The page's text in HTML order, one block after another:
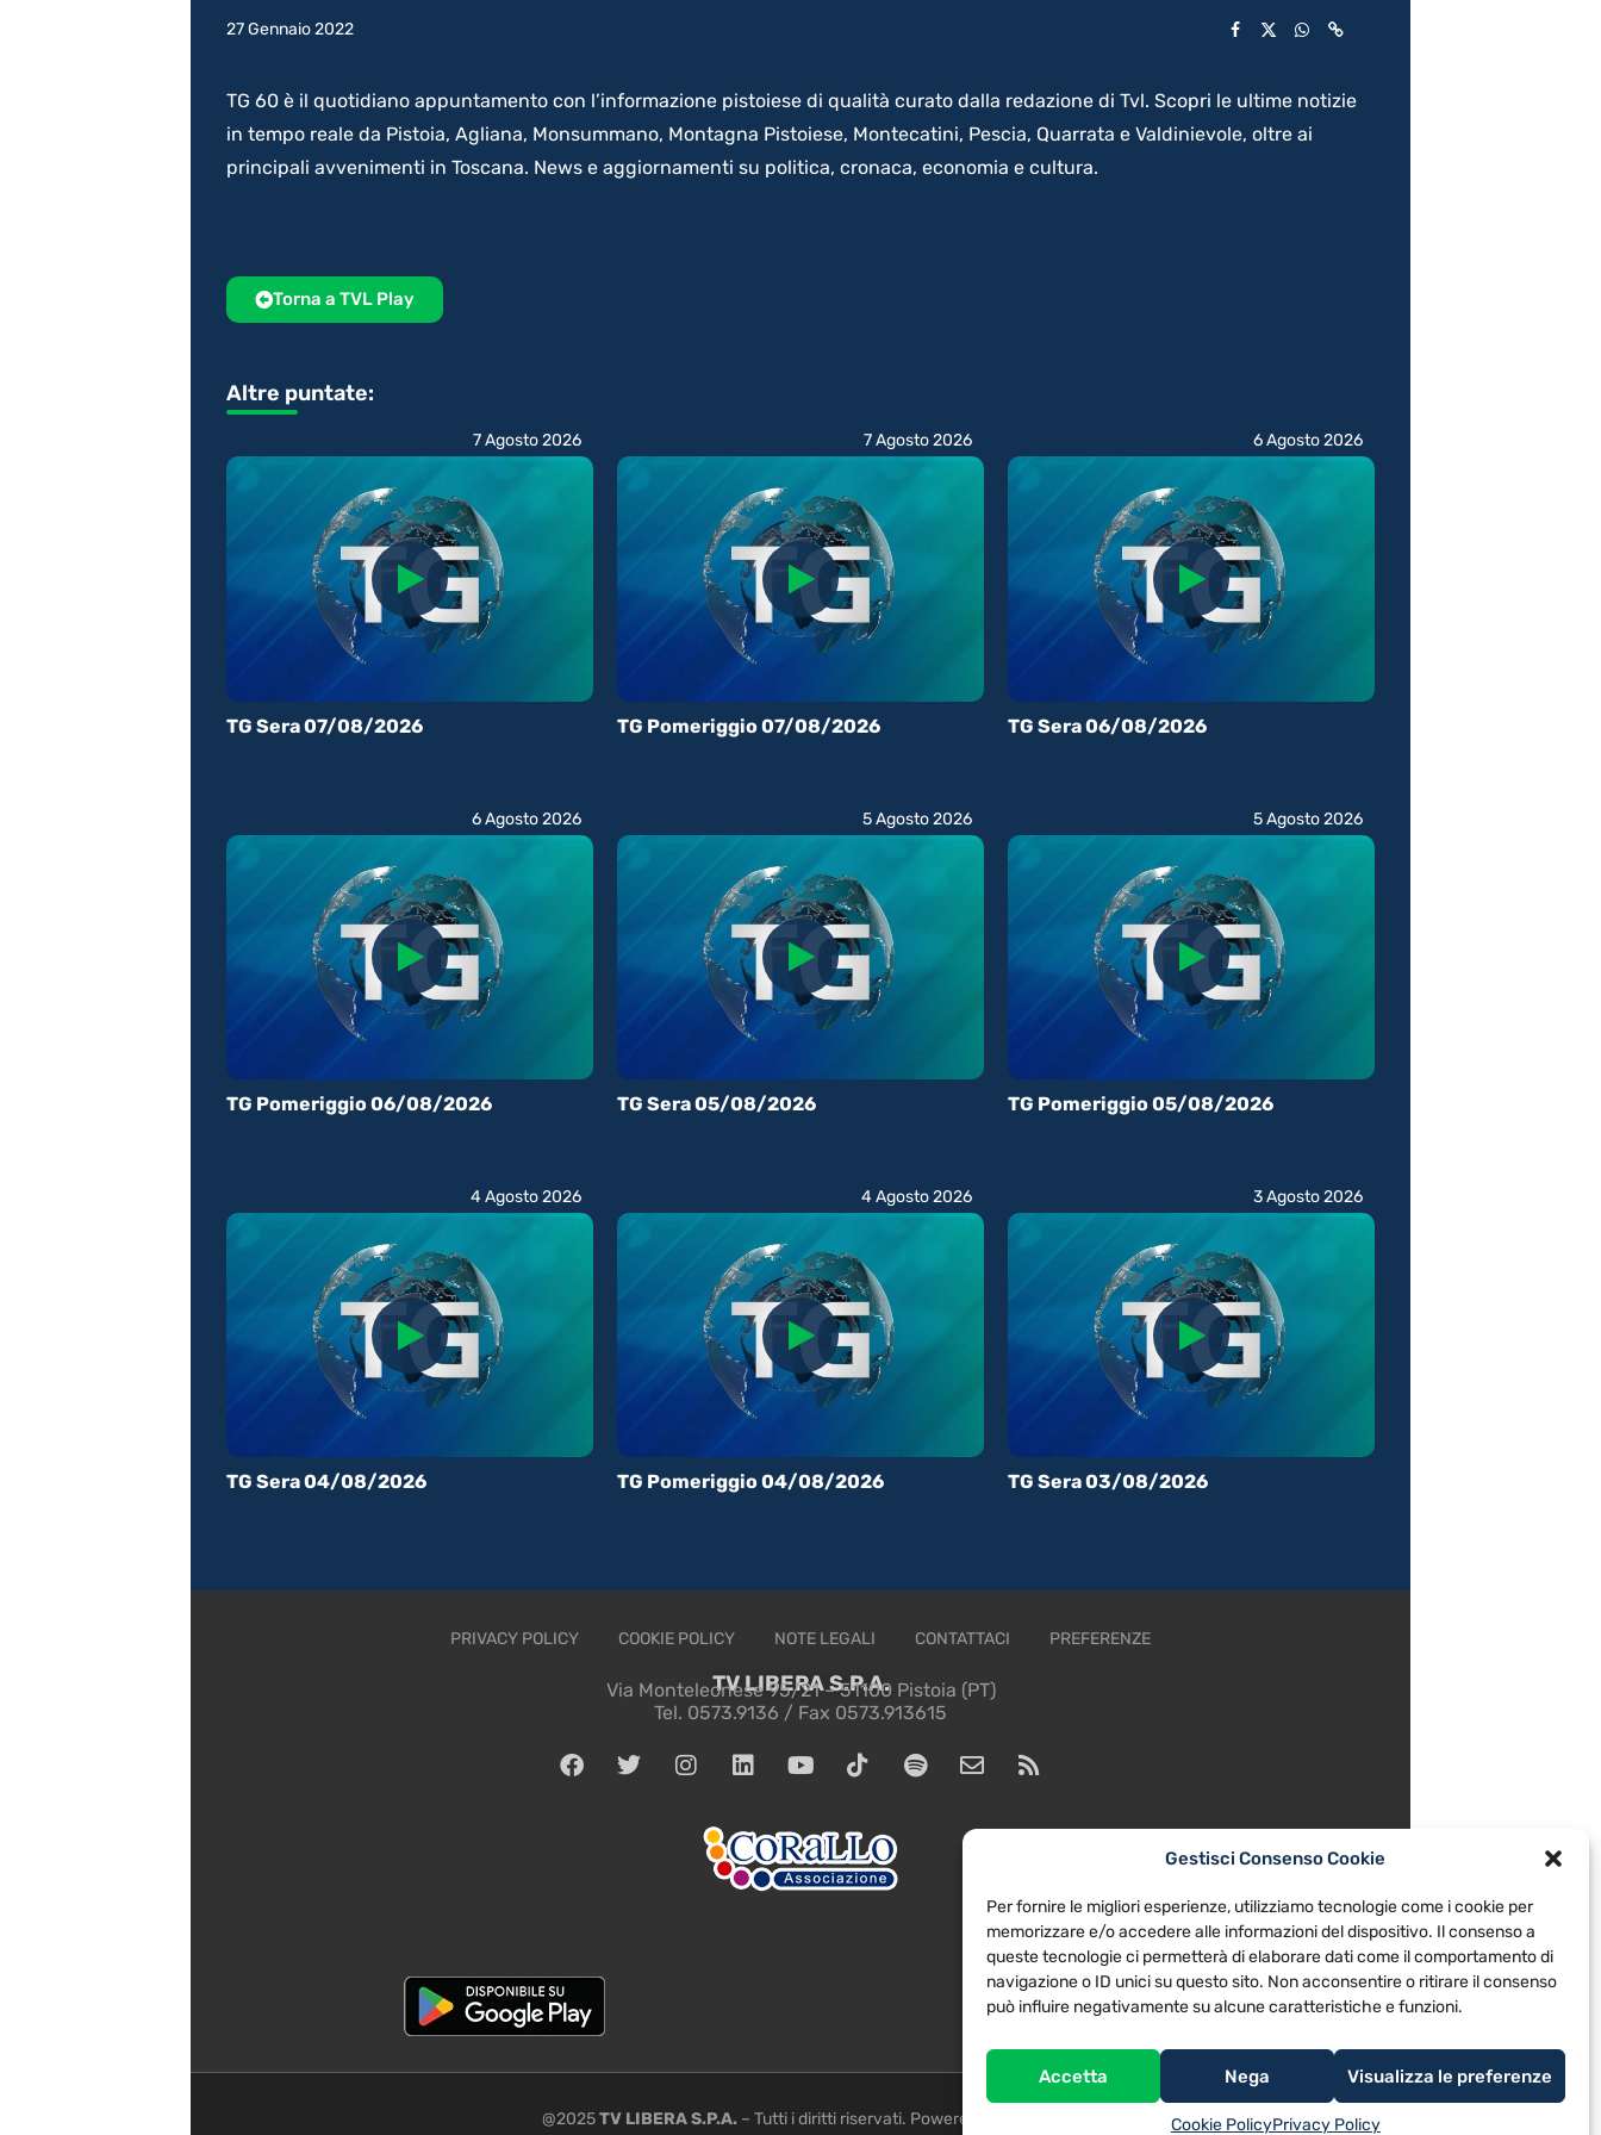
Gestisci Consenso Cookie
Per fornire le migliori esperienze, utilizziamo tecnologie come i cookie per
memorizzare e/o accedere alle informazioni del dispositivo. Il consenso a
queste tecnologie ci permetterà di elaborare dati come il comportamento di
navigazione o ID unici su questo sito. Non acconsentire o ritirare il consenso
può influire negativamente su alcune caratteristiche e funzioni.
Accetta Nega Visualizza le preferenze
Cookie PolicyPrivacy Policy
27 Gennaio 2022
TG 60 è il quotidiano appuntamento con l’informazione pistoiese di qualità curato dalla redazione di Tvl. Scopri le ultime notizie
in tempo reale da Pistoia, Agliana, Monsummano, Montagna Pistoiese, Montecatini, Pescia, Quarrata e Valdinievole, oltre ai
principali avvenimenti in Toscana. News e aggiornamenti su politica, cronaca, economia e cultura.
Torna a TVL Play
Altre puntate:
TG Sera 07/08/2026
7 Agosto 2026
TG Pomeriggio 07/08/2026
7 Agosto 2026
TG Sera 06/08/2026
6 Agosto 2026
TG Pomeriggio 06/08/2026
6 Agosto 2026
TG Sera 05/08/2026
5 Agosto 2026
TG Pomeriggio 05/08/2026
5 Agosto 2026
TG Sera 04/08/2026
4 Agosto 2026
TG Pomeriggio 04/08/2026
4 Agosto 2026
TG Sera 03/08/2026
3 Agosto 2026
PRIVACY POLICY COOKIE POLICY NOTE LEGALI CONTATTACI PREFERENZE
TV LIBERA S.P.A.
Via Monteleonese 95/21 – 51100 Pistoia (PT)
Tel. 0573.9136 / Fax 0573.913615
@2025TV LIBERA S.P.A.– Tutti i diritti riservati. Powered by